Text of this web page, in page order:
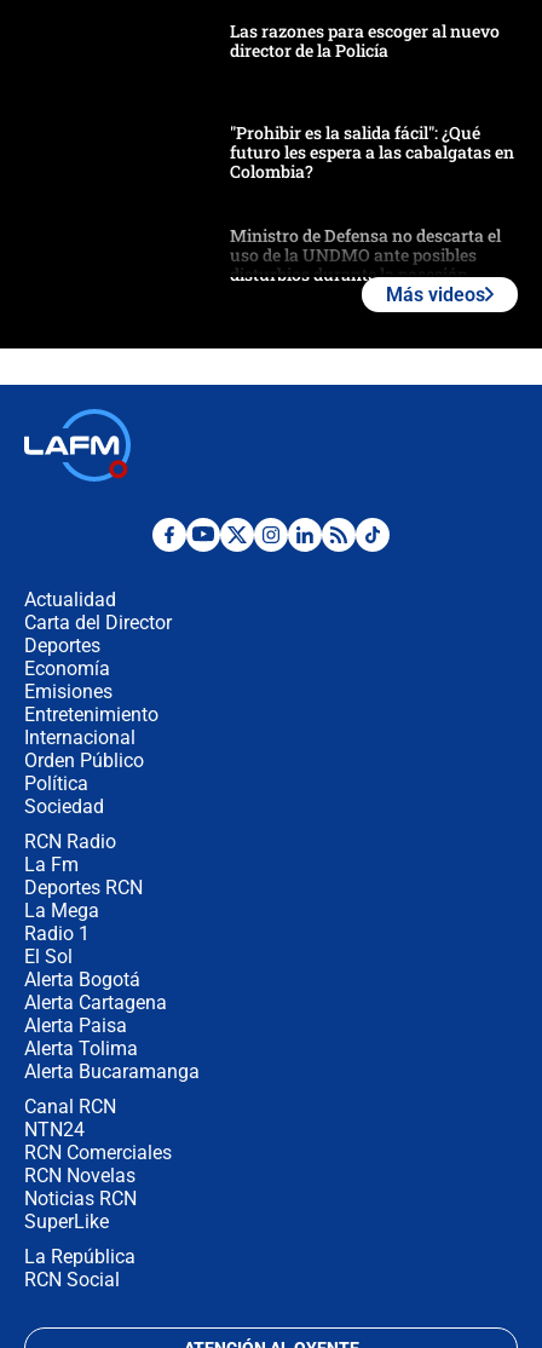
Las razones para escoger al nuevo
director de la Policía
"Prohibir es la salida fácil": ¿Qué
futuro les espera a las cabalgatas en
Colombia?
Ministro de Defensa no descarta el
uso de la UNDMO ante posibles
disturbios durante la posesión
fraude": Auditoría respondió a
Las seis de las 6 con Juan Lozano |
Más videos
Actualidad
Carta del Director
Deportes
Economía
Emisiones
Entretenimiento
Internacional
Orden Público
Política
Sociedad
RCN Radio
La Fm
Deportes RCN
La Mega
Radio 1
El Sol
Alerta Bogotá
Alerta Cartagena
Alerta Paisa
Alerta Tolima
Alerta Bucaramanga
Canal RCN
NTN24
RCN Comerciales
RCN Novelas
Noticias RCN
SuperLike
La República
RCN Social